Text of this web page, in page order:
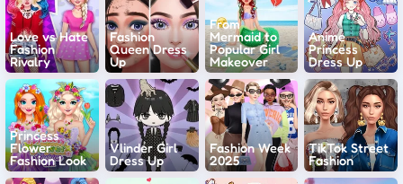
Love vs Hate
Fashion
Rivalry
Fashion
Queen Dress
Up
From
Mermaid to
Popular Girl
Makeover
Anime
Princess
Dress Up
Princess
Flower
Fashion Look
Vlinder Girl
Dress Up
Fashion Week
2025
TikTok Street
Fashion